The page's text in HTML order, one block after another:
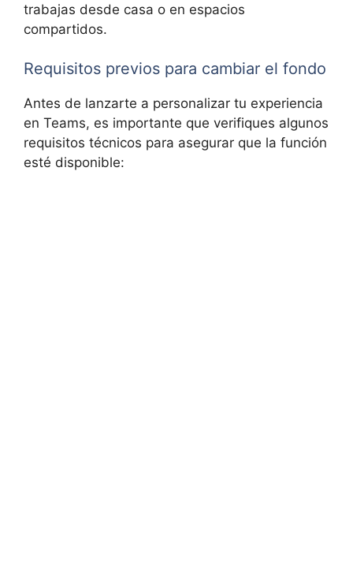
trabajas desde casa o en espacios
compartidos.
Requisitos previos para cambiar el fondo
Antes de lanzarte a personalizar tu experiencia
en Teams, es importante que verifiques algunos
requisitos técnicos para asegurar que la función
esté disponible: